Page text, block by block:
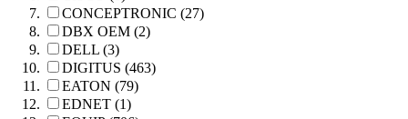
CONCEPTRONIC (27)
DBX OEM (2)
DELL (3)
DIGITUS (463)
EATON (79)
EDNET (1)